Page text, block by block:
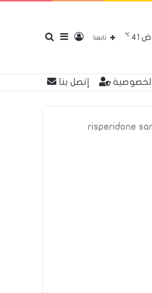
إضافة
عمود
تسجيل
الدخول
تابعنا 41
℃
إتصل بنا
risperidone